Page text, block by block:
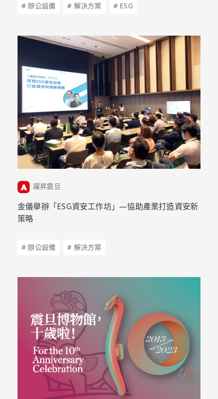
# 辦公設備 # 解決方案 # ESG
躍昇震旦
金儀舉辦「ESG資安工作坊」—協助產業打造資安新
策略
# 辦公設備 # 解決方案